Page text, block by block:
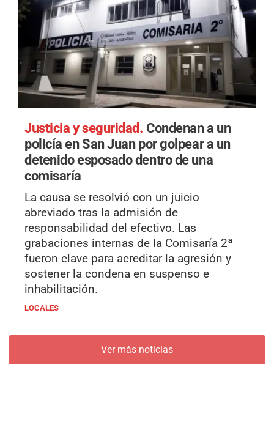
Justicia y seguridad. Condenan a un
policía en San Juan por golpear a un
detenido esposado dentro de una
comisaría
La causa se resolvió con un juicio
abreviado tras la admisión de
responsabilidad del efectivo. Las
grabaciones internas de la Comisaría 2ª
fueron clave para acreditar la agresión y
sostener la condena en suspenso e
inhabilitación.
LOCALES
Ver más noticias